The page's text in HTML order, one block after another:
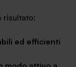
risultato:
ed efficienti